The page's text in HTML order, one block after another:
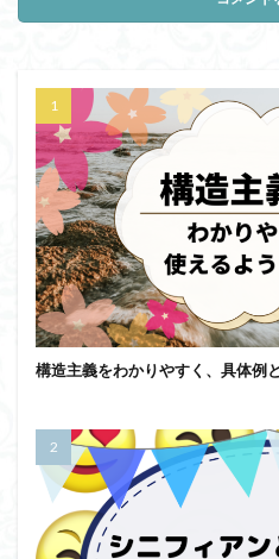
構造主義をわかりやすく、具体例